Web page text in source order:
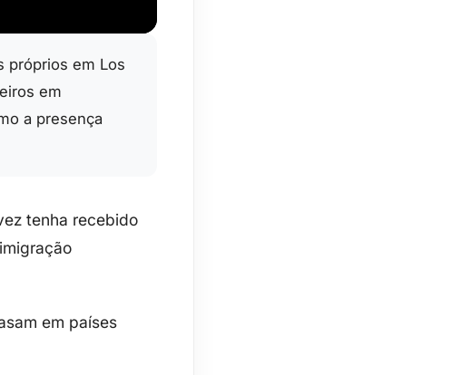
próprios em Los
em
a presença
tenha recebido
em países